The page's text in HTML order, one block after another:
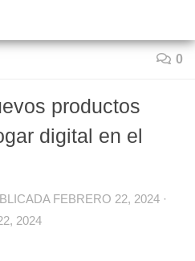
0
productos
digital en el
FEBRERO 22, 2024 ·
2024